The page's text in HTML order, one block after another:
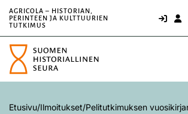
AGRICOLA – HISTORIAN,
PERINTEEN JA KULTTUURIEN
TUTKIMUS
Etusivu/Ilmoitukset/Pelitutkimuksen